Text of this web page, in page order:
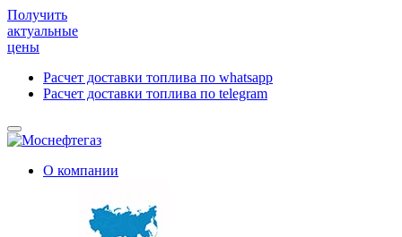
Получить
актуальные
цены
Расчет доставки топлива по whatsapp
Расчет доставки топлива по telegram
О компании